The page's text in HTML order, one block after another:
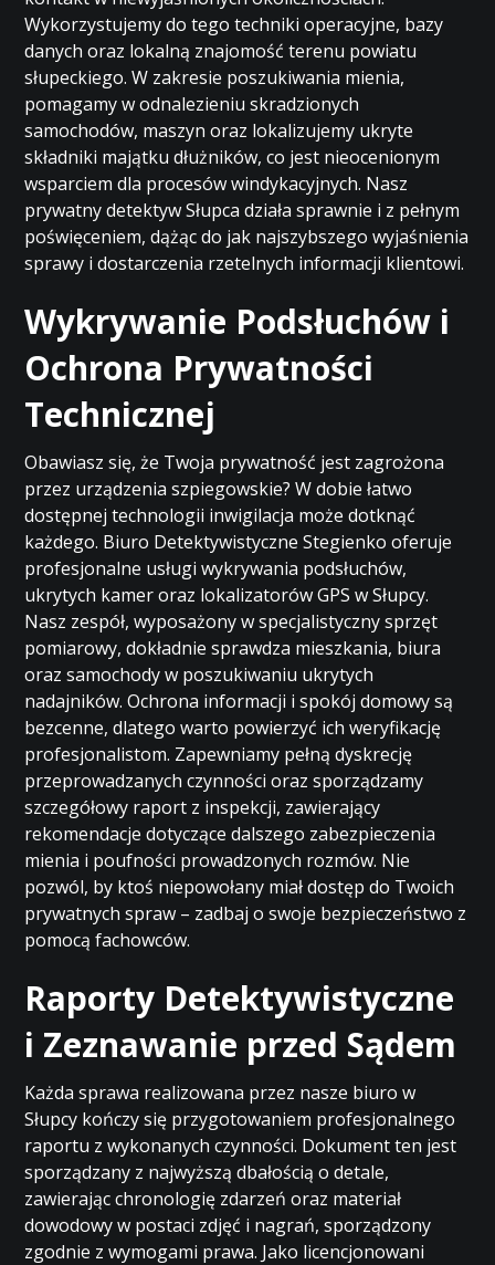
Wykorzystujemy do tego techniki operacyjne, bazy
danych oraz lokalną znajomość terenu powiatu
słupeckiego. W zakresie poszukiwania mienia,
pomagamy w odnalezieniu skradzionych
samochodów, maszyn oraz lokalizujemy ukryte
składniki majątku dłużników, co jest nieocenionym
wsparciem dla procesów windykacyjnych. Nasz
prywatny detektyw Słupca działa sprawnie i z pełnym
poświęceniem, dążąc do jak najszybszego wyjaśnienia
sprawy i dostarczenia rzetelnych informacji klientowi.
Wykrywanie Podsłuchów i
Ochrona Prywatności
Technicznej
Obawiasz się, że Twoja prywatność jest zagrożona
przez urządzenia szpiegowskie? W dobie łatwo
dostępnej technologii inwigilacja może dotknąć
każdego. Biuro Detektywistyczne Stegienko oferuje
profesjonalne usługi wykrywania podsłuchów,
ukrytych kamer oraz lokalizatorów GPS w Słupcy.
Nasz zespół, wyposażony w specjalistyczny sprzęt
pomiarowy, dokładnie sprawdza mieszkania, biura
oraz samochody w poszukiwaniu ukrytych
nadajników. Ochrona informacji i spokój domowy są
bezcenne, dlatego warto powierzyć ich weryfikację
profesjonalistom. Zapewniamy pełną dyskrecję
przeprowadzanych czynności oraz sporządzamy
szczegółowy raport z inspekcji, zawierający
rekomendacje dotyczące dalszego zabezpieczenia
mienia i poufności prowadzonych rozmów. Nie
pozwól, by ktoś niepowołany miał dostęp do Twoich
prywatnych spraw – zadbaj o swoje bezpieczeństwo z
pomocą fachowców.
Raporty Detektywistyczne
i Zeznawanie przed Sądem
Każda sprawa realizowana przez nasze biuro w
Słupcy kończy się przygotowaniem profesjonalnego
raportu z wykonanych czynności. Dokument ten jest
sporządzany z najwyższą dbałością o detale,
zawierając chronologię zdarzeń oraz materiał
dowodowy w postaci zdjęć i nagrań, sporządzony
zgodnie z wymogami prawa. Jako licencjonowani